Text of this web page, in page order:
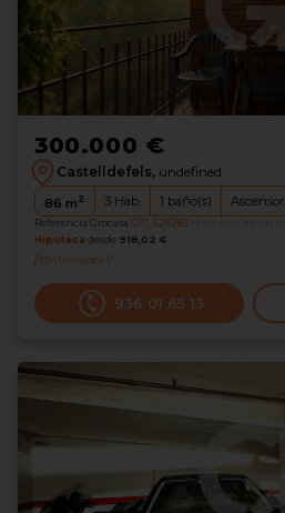
300.000 €
Castelldefels, undefined
86 m2 3 Hab. 1 baño(s) Ascensor
Referencia Grocasa G17_526283
Hipoteca desde 918,02 €
Interesados0
936 01 65 13